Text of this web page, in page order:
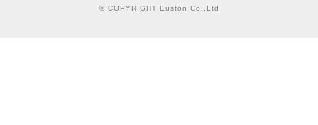
© COPYRIGHT Euston Co.,Ltd